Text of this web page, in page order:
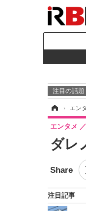
注目の話題
› エン
ダレ
エンタメ
注目記事